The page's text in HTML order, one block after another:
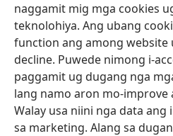
naggamit mig mga cookies
teknolohiya. Ang ubang
function ang among website
decline. Puwede nimong i-
paggamit ug dugang nga
lang namo aron mo-improve
Walay usa niini nga data
sa marketing. Alang sa
bag-
ong
window)
Watchtower ONLINE NGA
(mo-
open
ug
bag-
window)
JW Hub
(mo-
open
ug
bag-
ong
window)
JW Library
Watchtower Library